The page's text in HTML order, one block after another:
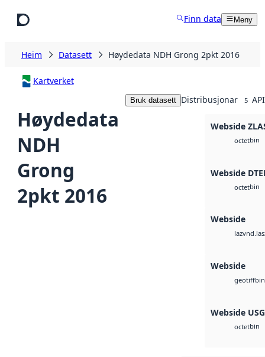
Finn data Meny
Heim Datasett Høydedata NDH Grong 2pkt 2016
Kartverket
Høydedata
NDH
Grong
2pkt 2016
Bruk datasett Distribusjonar 5
Webside
octetbin
Webside
octetbin
Webside
laz
Webside
geotiffbin
Webside
octetbin